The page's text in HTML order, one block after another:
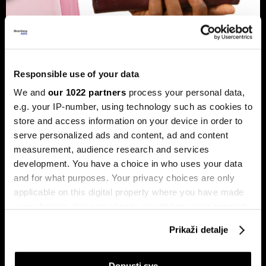
Responsible use of your data
We and our 1022 partners process your personal data,
e.g. your IP-number, using technology such as cookies to
store and access information on your device in order to
serve personalized ads and content, ad and content
measurement, audience research and services
development. You have a choice in who uses your data
and for what purposes. Your privacy choices are only
applicable on this digital property where you have made
If you allow, we would also like to:
Prikaži detalje
Banke traže veći limit za potrošačke
Banke u Bosni i Hercegovini (BiH) traže povećanje limita za
potrošačke, odnosno nenamjenske kredite sa sadašnjih
50.000 KM, tvrdeći da taj prag više ne odgovara rastu
plata i životnih troškova.
klijentima četiri banke u BiH
BiH ulazi u eru instant plaćanja:
10 sekundi